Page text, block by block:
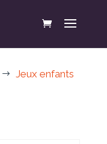
$ Jeux enfants